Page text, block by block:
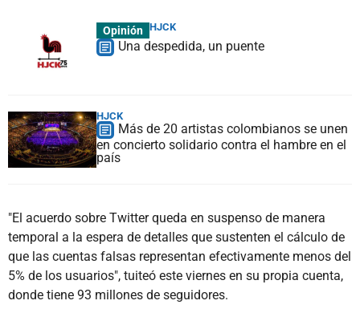
Opinión HJCK
Una despedida, un puente
HJCK
Más de 20 artistas colombianos se unen
en concierto solidario contra el hambre en el
país
"El acuerdo sobre Twitter queda en suspenso de manera
temporal a la espera de detalles que sustenten el cálculo de
que las cuentas falsas representan efectivamente menos del
5% de los usuarios", tuiteó este viernes en su propia cuenta,
donde tiene 93 millones de seguidores.